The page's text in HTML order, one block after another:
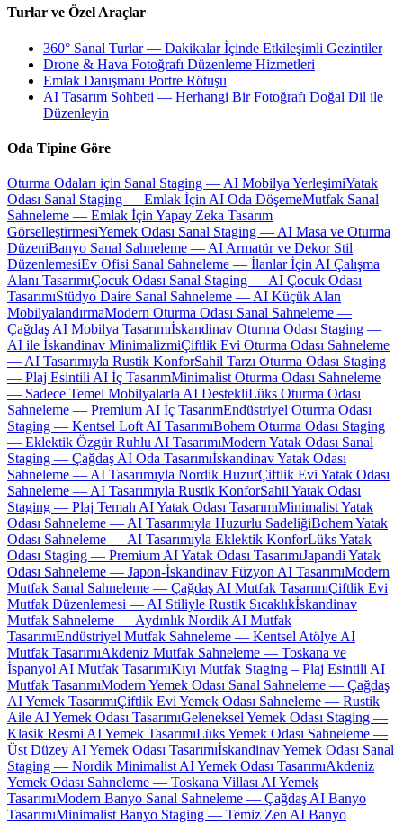
Turlar ve Özel Araçlar
360° Sanal Turlar — Dakikalar İçinde Etkileşimli Gezintiler
Drone & Hava Fotoğrafı Düzenleme Hizmetleri
Emlak Danışmanı Portre Rötuşu
AI Tasarım Sohbeti — Herhangi Bir Fotoğrafı Doğal Dil ile
Düzenleyin
Oda Tipine Göre
Oturma Odaları için Sanal Staging — AI Mobilya YerleşimiYatak
Odası Sanal Staging — Emlak İçin AI Oda DöşemeMutfak Sanal
Sahneleme — Emlak İçin Yapay Zeka Tasarım
GörselleştirmesiYemek Odası Sanal Staging — AI Masa ve Oturma
DüzeniBanyo Sanal Sahneleme — AI Armatür ve Dekor Stil
DüzenlemesiEv Ofisi Sanal Sahneleme — İlanlar İçin AI Çalışma
Alanı TasarımıÇocuk Odası Sanal Staging — AI Çocuk Odası
TasarımıStüdyo Daire Sanal Sahneleme — AI Küçük Alan
MobilyalandırmaModern Oturma Odası Sanal Sahneleme —
Çağdaş AI Mobilya Tasarımıİskandinav Oturma Odası Staging —
AI ile İskandinav MinimalizmiÇiftlik Evi Oturma Odası Sahneleme
— AI Tasarımıyla Rustik KonforSahil Tarzı Oturma Odası Staging
— Plaj Esintili AI İç TasarımMinimalist Oturma Odası Sahneleme
— Sadece Temel Mobilyalarla AI DestekliLüks Oturma Odası
Sahneleme — Premium AI İç TasarımEndüstriyel Oturma Odası
Staging — Kentsel Loft AI TasarımıBohem Oturma Odası Staging
— Eklektik Özgür Ruhlu AI TasarımıModern Yatak Odası Sanal
Staging — Çağdaş AI Oda Tasarımıİskandinav Yatak Odası
Sahneleme — AI Tasarımıyla Nordik HuzurÇiftlik Evi Yatak Odası
Sahneleme — AI Tasarımıyla Rustik KonforSahil Yatak Odası
Staging — Plaj Temalı AI Yatak Odası TasarımıMinimalist Yatak
Odası Sahneleme — AI Tasarımıyla Huzurlu SadeliğiBohem Yatak
Odası Sahneleme — AI Tasarımıyla Eklektik KonforLüks Yatak
Odası Staging — Premium AI Yatak Odası TasarımıJapandi Yatak
Odası Sahneleme — Japon-İskandinav Füzyon AI TasarımıModern
Mutfak Sanal Sahneleme — Çağdaş AI Mutfak TasarımıÇiftlik Evi
Mutfak Düzenlemesi — AI Stiliyle Rustik Sıcaklıkİskandinav
Mutfak Sahneleme — Aydınlık Nordik AI Mutfak
TasarımıEndüstriyel Mutfak Sahneleme — Kentsel Atölye AI
Mutfak TasarımıAkdeniz Mutfak Sahneleme — Toskana ve
İspanyol AI Mutfak TasarımıKıyı Mutfak Staging – Plaj Esintili AI
Mutfak TasarımıModern Yemek Odası Sanal Sahneleme — Çağdaş
AI Yemek TasarımıÇiftlik Evi Yemek Odası Sahneleme — Rustik
Aile AI Yemek Odası TasarımıGeleneksel Yemek Odası Staging —
Klasik Resmi AI Yemek TasarımıLüks Yemek Odası Sahneleme —
Üst Düzey AI Yemek Odası Tasarımıİskandinav Yemek Odası Sanal
Staging — Nordik Minimalist AI Yemek Odası TasarımıAkdeniz
Yemek Odası Sahneleme — Toskana Villası AI Yemek
TasarımıModern Banyo Sanal Sahneleme — Çağdaş AI Banyo
TasarımıMinimalist Banyo Staging — Temiz Zen AI Banyo